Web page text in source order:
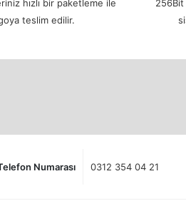
hızlı bir paketleme ile
teslim edilir.
256Bit
Numarası 0312 354 04 21